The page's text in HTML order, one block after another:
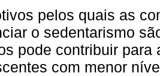
pelos quais as
o sedentarismo
pode contribuir
com menor